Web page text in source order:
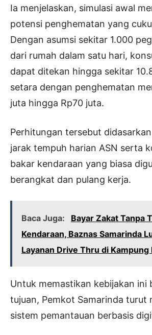
Ia menjelaskan, simulasi awal
potensi penghematan yang
Dengan asumsi sekitar 1.000
dari rumah dalam satu hari,
dapat ditekan hingga sekitar
setara dengan penghematan
juta hingga Rp70 juta.
Perhitungan tersebut
jarak tempuh harian ASN serta
bakar kendaraan yang biasa
berangkat dan pulang kerja.
Baca Juga:
Bayar Zakat Tanpa
Kendaraan, Baznas Samarinda
Layanan Drive Thru di Kampung
Untuk memastikan kebijakan ini
tujuan, Pemkot Samarinda turut
sistem pemantauan berbasis